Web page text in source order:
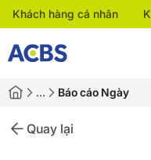
Khách hàng cá nhân
… Báo cáo Ngày
Quay lại